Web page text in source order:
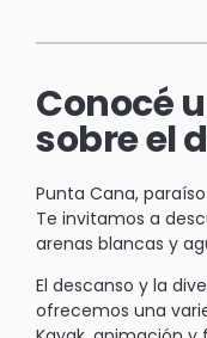
Conocé
sobre el
Punta Cana,
Te invitamos a
arenas blancas y
El descanso y la
ofrecemos una